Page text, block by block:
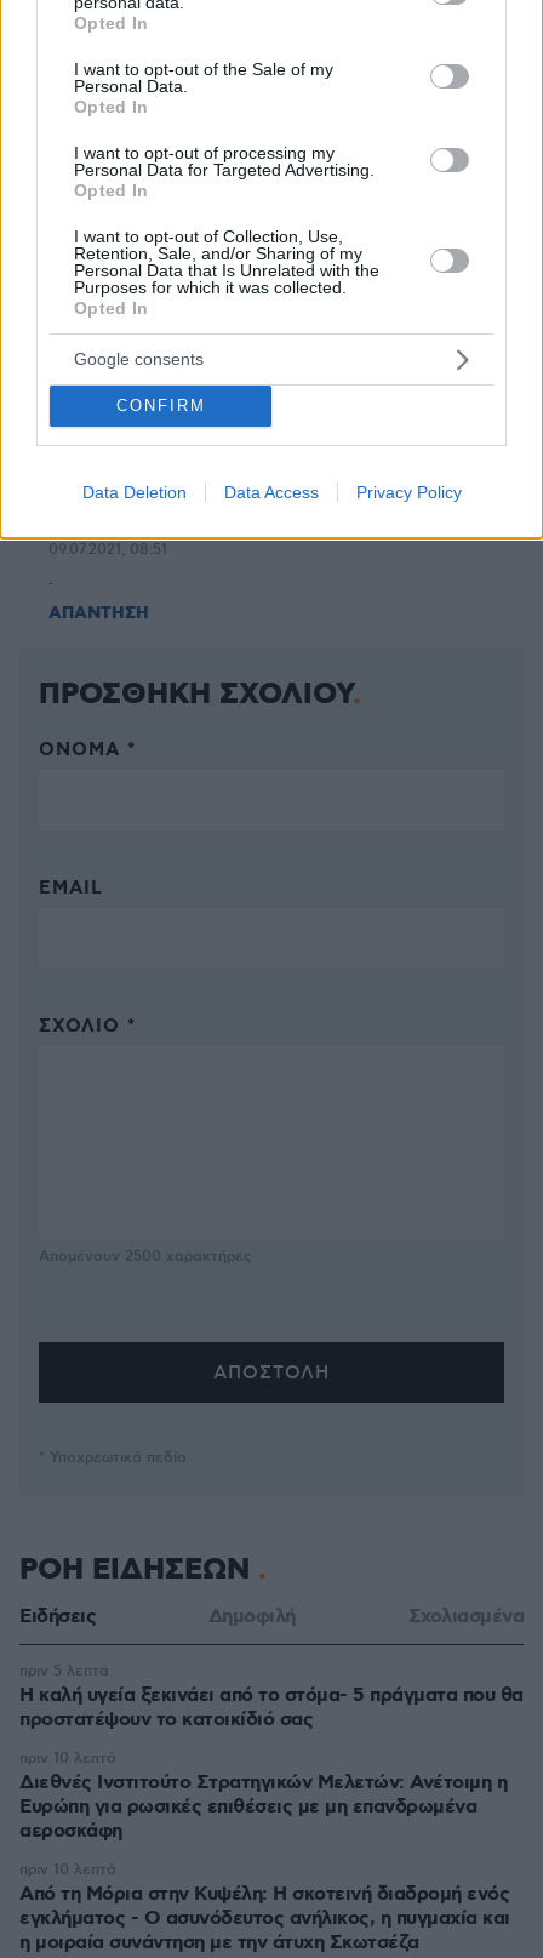
grant or deny consent to Google and its third-party tags to
use your data for below specified purposes in below Google
consent section.
Opted In
I want to opt-out of the Sale of my
Personal Data.
Opted In
I want to opt-out of processing my
Personal Data for Targeted Advertising.
Opted In
I want to opt-out of Collection, Use,
Retention, Sale, and/or Sharing of my
Personal Data that Is Unrelated with the
Purposes for which it was collected.
Opted In
Google consents
CONFIRM
Data Deletion Data Access Privacy Policy
Souloubamias
09.07.2021, 07:56
Δυνατό άλογο το κορίτσι, και πρέπει να είναι φουλ
ΑΠΑΝΤΗΣΗ
Κουρέας
09.07.2021, 08:56
Και γω αυτό νομίζω...
ΑΠΑΝΤΗΣΗ
Souloubamias
09.07.2021, 09:54
09.07.2021, 08:51
.
ΑΠΑΝΤΗΣΗ
ΠΡΟΣΘΗΚΗ ΣΧΟΛΙΟΥ
ΌΝΟΜΑ *
EMAIL
ΣΧΌΛΙΟ *
Απομένουν 2500 χαρακτήρες
* Υποχρεωτικά πεδία
ΡΟΗ ΕΙΔΗΣΕΩΝ
Ειδήσεις Δημοφιλή Σχολιασμένα
Η καλή υγεία ξεκινάει από το στόμα- 5 πράγματα που θα
προστατέψουν το κατοικίδιό σας
πριν 5 λεπτά
Διεθνές Ινστιτούτο Στρατηγικών Μελετών: Ανέτοιμη η
Ευρώπη για ρωσικές επιθέσεις με μη επανδρωμένα
αεροσκάφη
πριν 10 λεπτά
Από τη Μόρια στην Κυψέλη: Η σκοτεινή διαδρομή ενός
εγκλήματος - Ο ασυνόδευτος ανήλικος, η πυγμαχία και
η μοιραία συνάντηση με την άτυχη Σκωτσέζα
πριν 10 λεπτά